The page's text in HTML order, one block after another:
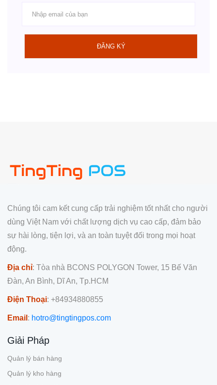
ĐĂNG KÝ
Chúng tôi cam kết cung cấp trải nghiệm tốt nhất cho người
dùng Việt Nam với chất lượng dịch vụ cao cấp, đảm bảo
sự hài lòng, tiện lợi, và an toàn tuyệt đối trong mọi hoạt
động.
Địa chỉ: Tòa nhà BCONS POLYGON Tower, 15 Bế Văn
Đàn, An Bình, Dĩ An, Tp.HCM
Điện Thoại: +84934880855
Email : hotro@tingtingpos.com
Giải Pháp
Quản lý bán hàng
Quản lý kho hàng